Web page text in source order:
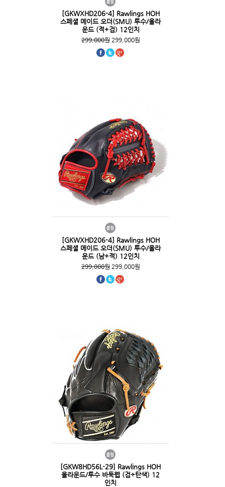
[GKWXHD206-4] Rawlings HOH
스페셜 메이드 오더(SMU) 투수/올라
운드 (적+검) 12인치
299,000원299,000원
[GKWXHD206-4] Rawlings HOH
스페셜 메이드 오더(SMU) 투수/올라
운드 (남+적) 12인치
299,000원299,000원
[GKW8HD56L-29] Rawlings HOH
올라운드/투수 바둑웹 (검+탄색) 12
인치